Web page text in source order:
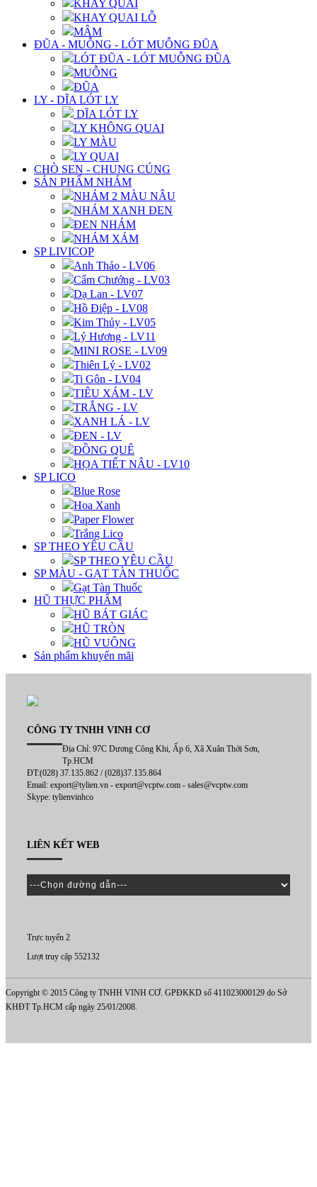
KHAY QUAI
KHAY QUAI LỖ
MÂM
ĐŨA - MUỖNG - LÓT MUỖNG ĐŨA
LÓT ĐŨA - LÓT MUỖNG ĐŨA
MUỖNG
ĐŨA
LY - DĨA LÓT LY
DĨA LÓT LY
LY KHÔNG QUAI
LY MÀU
LY QUAI
CHÒ SEN - CHUNG CÚNG
SẢN PHẨM NHÁM
NHÁM 2 MÀU NÂU
NHÁM XANH ĐEN
ĐEN NHÁM
NHÁM XÁM
SP LIVICOP
Anh Thảo - LV06
Cẩm Chướng - LV03
Dạ Lan - LV07
Hồ Điệp - LV08
Kim Thủy - LV05
Lý Hương - LV11
MINI ROSE - LV09
Thiên Lý - LV02
Ti Gôn - LV04
TIÊU XÁM - LV
TRẮNG - LV
XANH LÁ - LV
ĐEN - LV
ĐỒNG QUÊ
HỌA TIẾT NÂU - LV10
SP LICO
Blue Rose
Hoa Xanh
Paper Flower
Trắng Lico
SP THEO YÊU CẦU
SP THEO YÊU CẦU
SP MÀU - GẠT TÀN THUỐC
Gạt Tàn Thuốc
HŨ THỰC PHẨM
HŨ BÁT GIÁC
HŨ TRÒN
HŨ VUÔNG
Sản phẩm khuyến mãi
CÔNG TY TNHH VINH CƠ
Địa Chỉ: 97C Dương Công Khi, Ấp 6, Xã Xuân Thới Sơn,
Tp.HCM
ĐT:(028) 37.135.862 / (028)37.135.864
Email: export@tylien.vn - export@vcptw.com - sales@vcptw.com
Skype: tylienvinhco
LIÊN KẾT WEB
Trực tuyến 2
Lượt truy cập 552132
Copyright © 2015 Công ty TNHH VINH CƠ. GPĐKKD số 411023000129 do Sở
KHĐT Tp.HCM cấp ngày 25/01/2008.